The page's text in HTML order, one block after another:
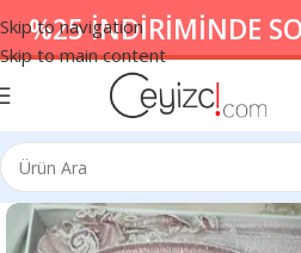
Skip to navigation
Skip to main content
%25 İNDİRİMİNDE